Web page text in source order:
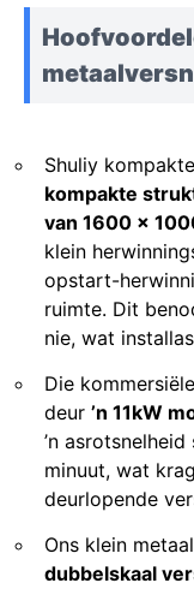
Shuliy
kompakte
van 1600 ×
klein
opstart-
ruimte. Dit
nie, wat
Die
deur ’n 11kW
’n
minuut, wat
deurlopende
Ons klein
dubbelskaal